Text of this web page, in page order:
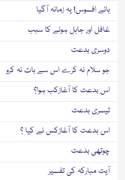
ہائے افسوس! یہ زمانہ آگیا
غافل اور جاہل ہونے کا سبب
دوسری بدعت
جو سلام نہ کرے اس سے بات نہ کرو
اس بدعت کا آغازکب ہوا؟
تیسری بدعت
اس بدعت کا آغازکس نے کیا ؟
چوتھی بدعت
آیت مبارکہ کی تفسیر